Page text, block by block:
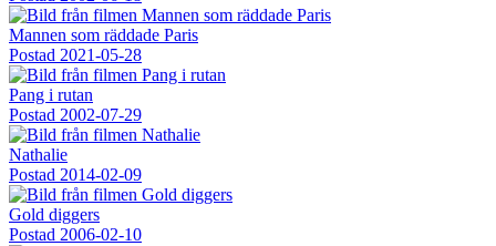
Mannen som räddade Paris
Postad 2021-05-28
Pang i rutan
Postad 2002-07-29
Nathalie
Postad 2014-02-09
Gold diggers
Postad 2006-02-10